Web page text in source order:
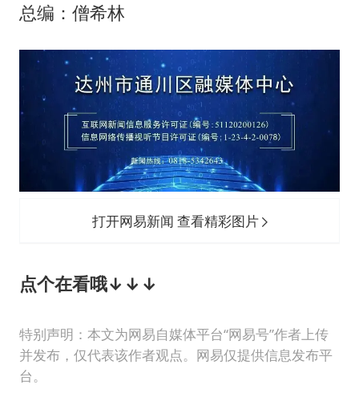
总编：僧希林
打开网易新闻 查看精彩图片
点个在看哦↓↓↓
特别声明：本文为网易自媒体平台“网易号”作者上传
并发布，仅代表该作者观点。网易仅提供信息发布平
台。